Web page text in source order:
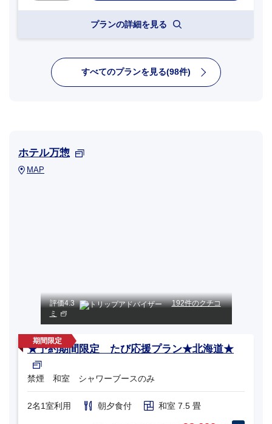
プランの詳細を見る
すべてのプランを見る(98件)
ホテル万惣
MAP
評価4.3
192件のクチコ
ミ
★予約期間限定 たび応援プラン★北海道★
禁煙 和室 シャワーブースのみ
2名1室利用 朝夕食付 和室 7.5 畳